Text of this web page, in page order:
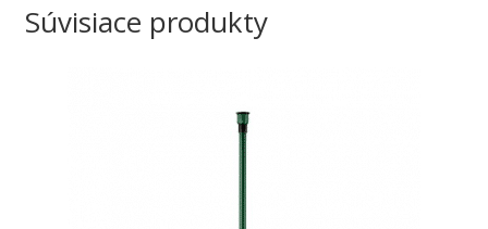
Súvisiace produkty